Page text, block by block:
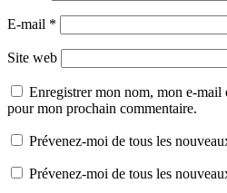
E-mail *
Site web
Enregistrer mon nom, mon e-mail
pour mon prochain commentaire.
Prévenez-moi de tous les
Prévenez-moi de tous les